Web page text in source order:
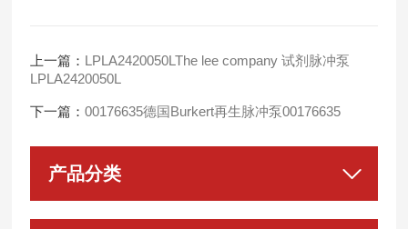
上一篇： LPLA2420050LThe lee company 试剂脉冲泵
LPLA2420050L
下一篇：00176635德国Burkert再生脉冲泵00176635
产品分类